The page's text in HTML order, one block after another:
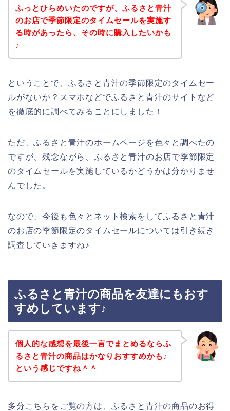
ふっとひらめいたのですが、ふるさと青汁
のお店で季節限定のタイムセールを実施す
る時があったら、その時に購入したいかも
♪
ということで、ふるさと青汁の季節限定のタイムセー
ルがないか？スマホなどでふるさと青汁のサイトなど
を徹底的に調べてみることにしました！
ただ、ふるさと青汁のホームページを色々と調べたの
ですが、残念ながら、ふるさと青汁のお店で季節限定
のタイムセールを実施しているかどうかは分かりませ
んでした。
なので、今後も色々とネット検索をしてふるさと青汁
のお店の季節限定のタイムセールについては引き続き
調査していきますね♪
ふるさと青汁の商品を友達にもおす
すめしています♪
個人的な感想を最後一言でまとめるならふ
るさと青汁の商品はかなりおすすめかも♪
という感じですね＾＾
多分こちらをご覧の方は、ふるさと青汁の商品のお得